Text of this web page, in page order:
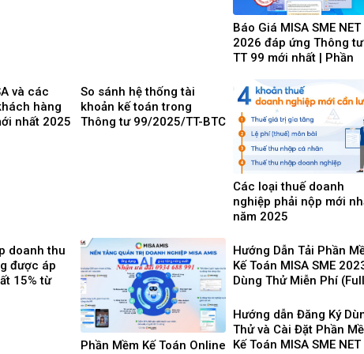
Báo Giá MISA SME NET
2026 đáp ứng Thông tư
TT 99 mới nhất | Phần
dùng
và các
hàng
nhất 2025
So sánh hệ thống tài
khoản kế toán trong
Thông tư 99/2025/TT-BTC
Các loại thuế doanh
nghiệp phải nộp mới
năm 2025
doanh thu
được áp
15% từ
Phần Mềm Kế Toán Online
Hướng Dẫn Tải Phần
Kế Toán MISA SME
Dùng Thử Miễn Phí (Full
2025
Hướng dẫn Đăng Ký
Thử và Cài Đặt Phần
Kế Toán MISA SME NET